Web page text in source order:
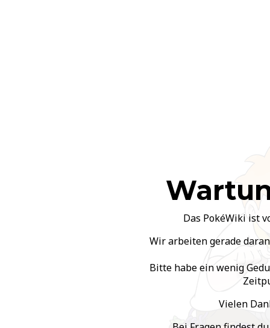
Das PokéWiki ist
Wir arbeiten gerade
Bitte habe ein wenig
Vielen